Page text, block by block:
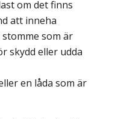
om det finns
att inneha
som är
skydd eller udda
en låda som är